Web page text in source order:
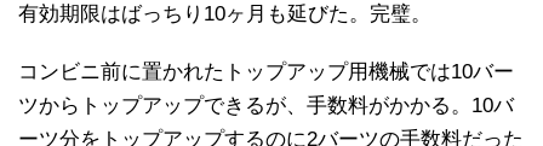
有効期限はばっちり10ヶ月も延びた。完璧。
コンビニ前に置かれたトップアップ用機械では10バー
ツからトップアップできるが、手数料がかかる。10バ
ーツ分をトップアップするのに2バーツの手数料だった